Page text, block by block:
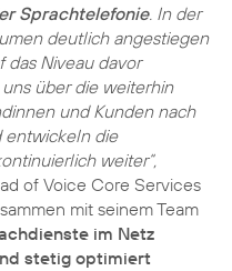
Sprachtelefonie. In der
deutlich angestiegen
das Niveau davor
über die weiterhin
und Kunden nach
entwickeln die
weiter“,
of Voice Core Services
mit seinem Team
im Netz
stetig optimiert